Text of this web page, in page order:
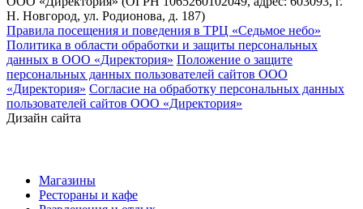
Н. Новгород, ул. Родионова, д. 187)
Правила посещения и поведения в ТРЦ «Седьмое небо»
Политика в области обработки и защиты персональных
данных в ООО «Директория» Положение о защите
персональных данных пользователей сайтов ООО
«Директория» Согласие на обработку персональных данных
пользователей сайтов ООО «Директория»
Дизайн сайта
Магазины
Рестораны и кафе